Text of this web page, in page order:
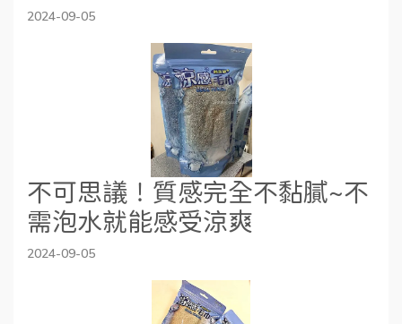
2024-09-05
不可思議！質感完全不黏膩~不
需泡水就能感受涼爽
2024-09-05